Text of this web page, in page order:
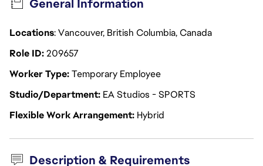
General Information
Locations: Vancouver, British Columbia, Canada
Role ID209657
Worker TypeTemporary Employee
Studio/Department EA Studios - SPORTS
Flexible Work Arrangement Hybrid
Description & Requirements